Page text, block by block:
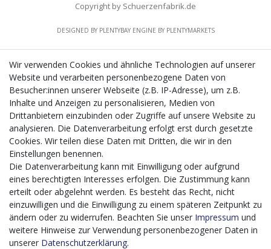
Copyright by Schuerzenfabrik.de
DESIGNED BY PLENTYBAYENGINE BY PLENTYMARKETS
CMS-Softwaresystems zur digitalen Optimierung
von Geschäftsprozessen
Mit dem vorgenannten Projekt, welches im Zeitraum vom
20.12.2023 bis zum 29.02.2024 im Rahmen des
Förderprogrammes Digitalisierung Zuschuss EFRE 2021
bis 2027 umgesetzt wird, möchten wir in die Anschaffung
eines Content-Management-Systems (CMS-
Softwaresystem) investieren, um unseren Online-Shop
künftig selbst verwalten zu können. Diese Software dient
der effizienteren gemeinschaftlichen Erstellung,
Bearbeitung, Organisation und Darstellung digitaler
Inhalte (Content) in unserem Unternehmen. Dies ist
insbesondere für den Vertrieb von Bedeutung. Bisher
Wir verwenden Cookies und ähnliche Technologien auf unserer
Website und verarbeiten personenbezogene Daten von
Besucher:innen unserer Webseite (z.B. IP-Adresse), um z.B.
Inhalte und Anzeigen zu personalisieren, Medien von
Drittanbietern einzubinden oder Zugriffe auf unsere Website zu
analysieren. Die Datenverarbeitung erfolgt erst durch gesetzte
Cookies. Wir teilen diese Daten mit Dritten, die wir in den
Einstellungen benennen.
Die Datenverarbeitung kann mit Einwilligung oder aufgrund
eines berechtigten Interesses erfolgen. Die Zustimmung kann
erteilt oder abgelehnt werden. Es besteht das Recht, nicht
einzuwilligen und die Einwilligung zu einem späteren Zeitpunkt zu
ändern oder zu widerrufen. Beachten Sie unser Impressum und
weitere Hinweise zur Verwendung personenbezogener Daten in
unserer Daten­schutz­erklärung.